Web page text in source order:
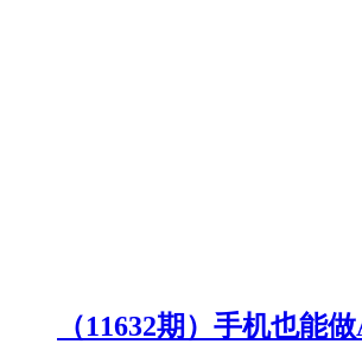
（11632期）手机也能